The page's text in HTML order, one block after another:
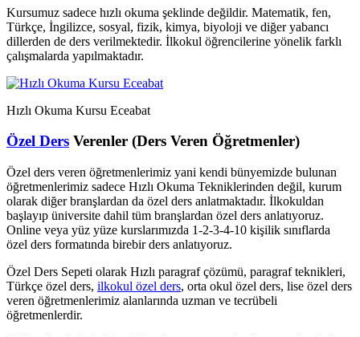
Kursumuz sadece hızlı okuma şeklinde değildir. Matematik, fen,
Türkçe, İngilizce, sosyal, fizik, kimya, biyoloji ve diğer yabancı
dillerden de ders verilmektedir. İlkokul öğrencilerine yönelik farklı
çalışmalarda yapılmaktadır.
Hızlı Okuma Kursu Eceabat
Özel Ders Verenler (Ders Veren Öğretmenler)
Özel ders veren öğretmenlerimiz yani kendi bünyemizde bulunan
öğretmenlerimiz sadece Hızlı Okuma Tekniklerinden değil, kurum
olarak diğer branşlardan da özel ders anlatmaktadır. İlkokuldan
başlayıp üniversite dahil tüm branşlardan özel ders anlatıyoruz.
Online veya yüz yüze kurslarımızda 1-2-3-4-10 kişilik sınıflarda
özel ders formatında birebir ders anlatıyoruz.
Özel Ders Sepeti olarak Hızlı paragraf çözümü, paragraf teknikleri,
Türkçe özel ders, ilkokul özel ders, orta okul özel ders, lise özel ders
veren öğretmenlerimiz alanlarında uzman ve tecrübeli
öğretmenlerdir.